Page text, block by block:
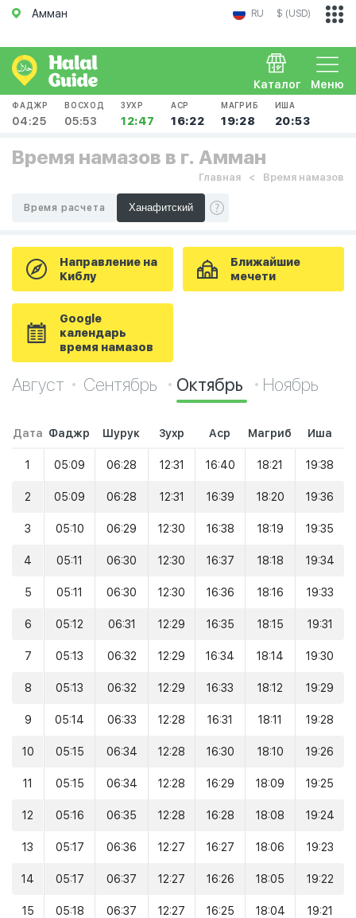
Амман RU $ (USD)
Меню
Каталог
ФАДЖР
04:25
ВОСХОД
05:53
ЗУХР
12:47
АСР
16:22
МАГРИБ
19:28
ИША
20:53
Время намазов в г. Амман
Главная Время намазов
Время расчета
Направление на
Киблу
Ближайшие
мечети
Google
календарь
время намазов
Август Сентябрь Октябрь Ноябрь
Дата Фаджр Шурук Зухр Аср Магриб Иша
1 05:09 06:28 12:31 16:40 18:21 19:38
2 05:09 06:28 12:31 16:39 18:20 19:36
3 05:10 06:29 12:30 16:38 18:19 19:35
4 05:11 06:30 12:30 16:37 18:18 19:34
5 05:11 06:30 12:30 16:36 18:16 19:33
6 05:12 06:31 12:29 16:35 18:15 19:31
7 05:13 06:32 12:29 16:34 18:14 19:30
8 05:13 06:32 12:29 16:33 18:12 19:29
9 05:14 06:33 12:28 16:31 18:11 19:28
10 05:15 06:34 12:28 16:30 18:10 19:26
11 05:15 06:34 12:28 16:29 18:09 19:25
12 05:16 06:35 12:28 16:28 18:08 19:24
13 05:17 06:36 12:27 16:27 18:06 19:23
14 05:17 06:37 12:27 16:26 18:05 19:22
15 05:18 06:37 12:27 16:25 18:04 19:21